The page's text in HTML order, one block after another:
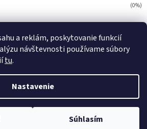
a reklám, poskytovanie funkcií
návštevnosti používame súbory
tu.
Nastavenie
Súhlasím
(0%)
. Všetky práva vyhradené.Upraviť